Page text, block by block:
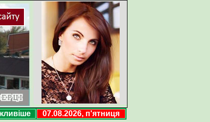
07.08.2026, п'ятниця